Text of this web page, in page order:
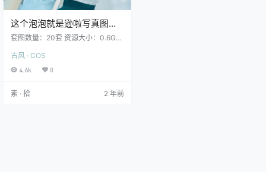
这个泡泡就是逊啦写真图集
合集下载20套 600MB
套图数量：20套 资源大小：0.6GB
莉雅_圣诞贺 [16P-32MB] 这个泡泡
就是逊啦 NO.002 阿尔托莉雅圣诞al
MB] 这个泡泡就是逊啦 NO.004 黑s
古风 · COS
4.6k 0
素 · 拾 2 年前